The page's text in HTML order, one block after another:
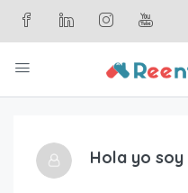
Hola yo soy